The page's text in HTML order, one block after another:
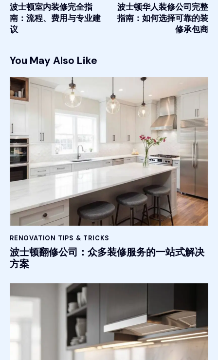
波士顿室内装修完全指
南：流程、费用与专业建
议
波士顿华人装修公司完整
指南：如何选择可靠的装
修承包商
You May Also Like
RENOVATION TIPS & TRICKS
波士顿翻修公司：众多装修服务的一站式解决
方案